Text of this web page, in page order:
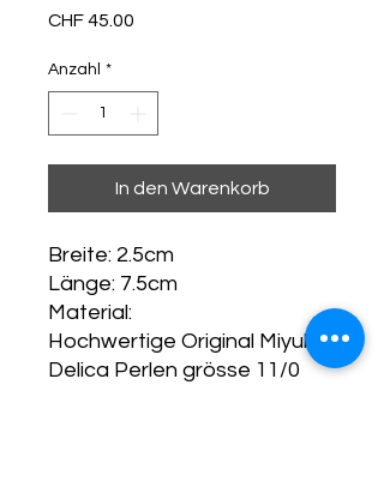
CHF 45.00
Anzahl *
In den Warenkorb
Breite: 2.5cm
Länge: 7.5cm
Material:
Hochwertige Original Miyuki
Delica Perlen grösse 11/0